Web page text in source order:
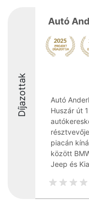
Díjazottak
Autó
Autó
Huszár út
piacán
között
Jeep és